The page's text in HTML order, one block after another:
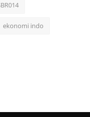
ekonomi indo